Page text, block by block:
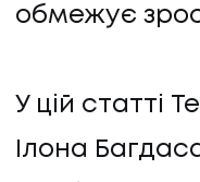
обмежує
У цій статті
Ілона